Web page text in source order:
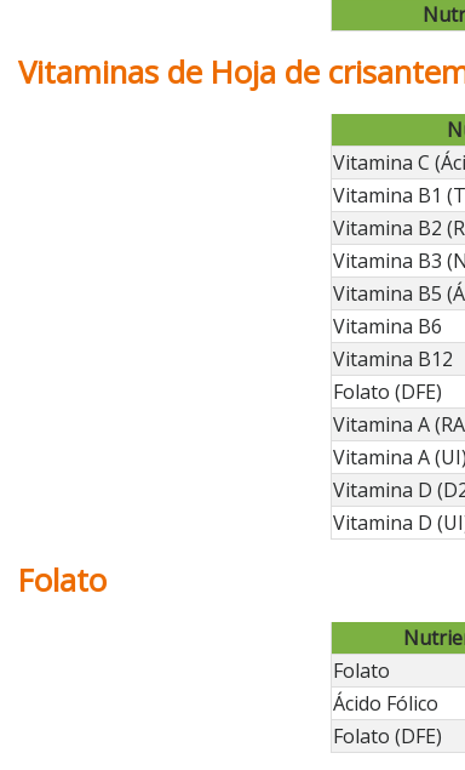
Vitaminas de Hoja de
Vitamina C
Vitamina B1
Vitamina B2
Vitamina B3
Vitamina B5
Vitamina B6
Vitamina B12
Folato (DFE)
Vitamina A
Vitamina A (UI)
Vitamina D
Vitamina D
Folato
Folato
Ácido Fólico
Folato (DFE)